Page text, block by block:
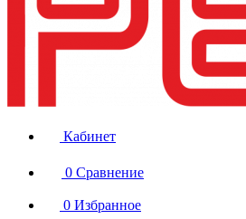
Кабинет
0 Сравнение
0 Избранное